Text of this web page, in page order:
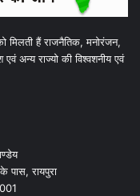
मिलती हैं राजनैतिक, मनोरंजन,
अन्य राज्यो की विश्वशनीय एवं
पास, रायपुरा